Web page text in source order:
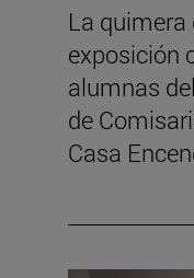
La quimera
exposición
alumnas
de
Casa